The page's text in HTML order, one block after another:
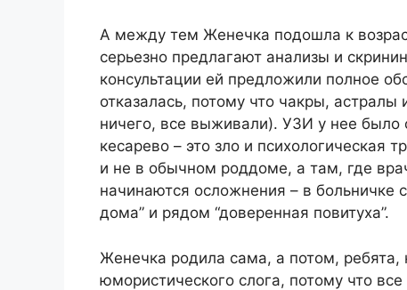
А между тем Женечка подошла к
серьезно предлагают анализы и
консультации ей предложили полное
отказалась, потому что чакры,
ничего, все выживали). УЗИ у нее
кесарево – это зло и
и не в обычном роддоме, а там, где
начинаются осложнения – в больничке
дома” и рядом “доверенная повитуха”.
Женечка родила сама, а потом, ребята,
юмористического слога, потому что